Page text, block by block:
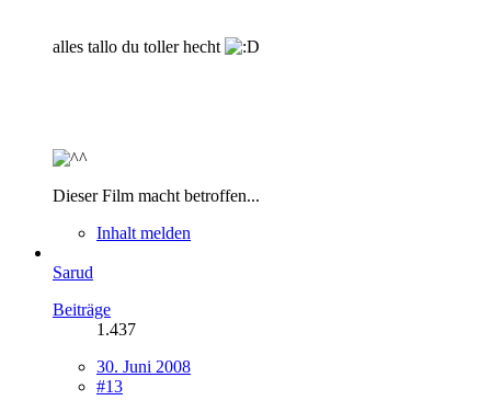
alles tallo du toller hecht
Dieser Film macht betroffen...
Inhalt melden
Sarud
Beiträge
1.437
30. Juni 2008
#13